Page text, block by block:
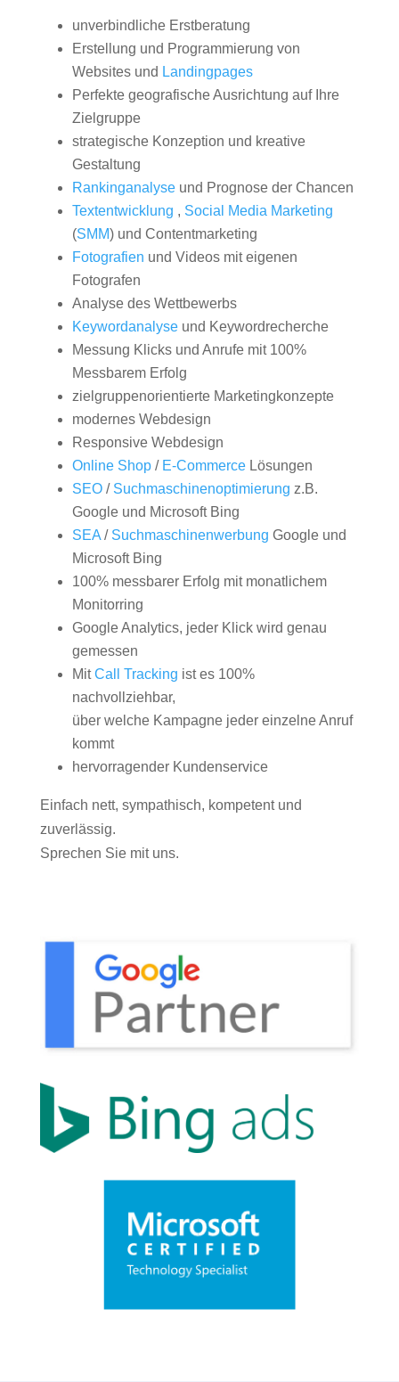
unverbindliche Erstberatung
Erstellung und Programmierung von
Websites und Landingpages
Perfekte geografische Ausrichtung auf Ihre
Zielgruppe
strategische Konzeption und kreative
Gestaltung
Rankinganalyseund Prognose der Chancen
Textentwicklung , Social Media Marketing
(SMM) und Contentmarketing
Fotografien und Videos mit eigenen
Fotografen
Analyse des Wettbewerbs
Keywordanalyseund Keywordrecherche
Messung Klicks und Anrufe mit 100%
Messbarem Erfolg
zielgruppenorientierte Marketingkonzepte
modernes Webdesign
Responsive Webdesign
Online Shop/ E-CommerceLösungen
SEO/ Suchmaschinenoptimierung z.B.
Google und Microsoft Bing
SEA/ Suchmaschinenwerbung Google und
Microsoft Bing
100% messbarer Erfolg mit monatlichem
Monitorring
Google Analytics, jeder Klick wird genau
gemessen
MitCall Tracking ist es 100%
nachvollziehbar,
über welche Kampagne jeder einzelne Anruf
kommt
hervorragender Kundenservice
Einfach nett, sympathisch, kompetent und
zuverlässig.
Sprechen Sie mit uns.